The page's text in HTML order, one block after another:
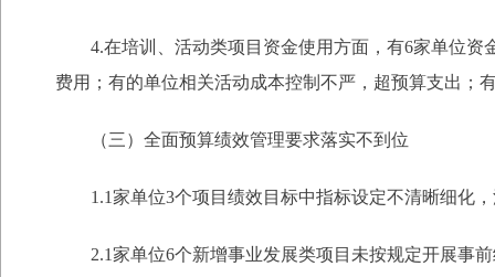
4.在培训、活动类项目资金使用方面，有6家单位
费用；有的单位相关活动成本控制不严，超预算支出；
（三）全面预算绩效管理要求落实不到位
1.1家单位3个项目绩效目标中指标设定不清晰细化
2.1家单位6个新增事业发展类项目未按规定开展事